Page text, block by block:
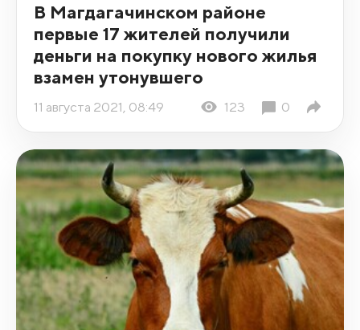
В Магдагачинском районе
первые 17 жителей получили
деньги на покупку нового жилья
взамен утонувшего
11 августа 2021, 08:49 123 0